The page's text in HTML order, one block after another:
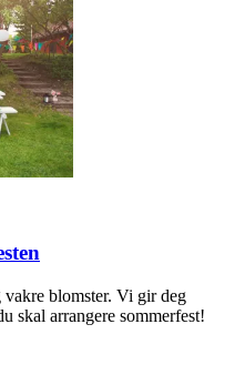
blomster. Vi gir deg
skal arrangere sommerfest!